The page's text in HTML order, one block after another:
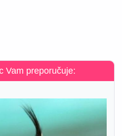
Vam preporučuje: